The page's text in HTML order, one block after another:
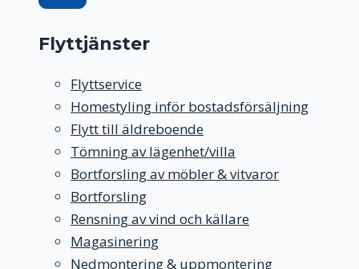
Flyttjänster
Flyttservice
Homestyling inför bostadsförsäljning
Flytt till äldreboende
Tömning av lägenhet/villa
Bortforsling av möbler & vitvaror
Bortforsling
Rensning av vind och källare
Magasinering
Nedmontering & uppmontering